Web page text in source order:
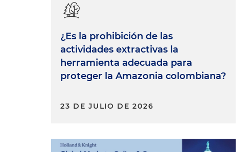
¿Es la prohibición de las
actividades extractivas la
herramienta adecuada para
proteger la Amazonia colombiana?
23 DE JULIO DE 2026